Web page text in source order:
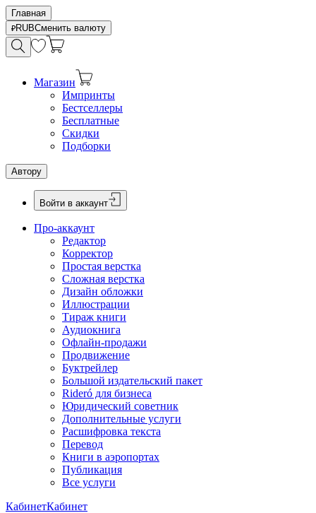
Главная
RUBСменить валюту
Магазин
Импринты
Бестселлеры
Бесплатные
Скидки
Подборки
Автору
Войти в аккаунт
Про-аккаунт
Редактор
Корректор
Простая верстка
Сложная верстка
Дизайн обложки
Иллюстрации
Тираж книги
Аудиокнига
Офлайн-продажи
Продвижение
Буктрейлер
Большой издательский пакет
Rideró для бизнеса
Юридический советник
Дополнительные услуги
Расшифровка текста
Перевод
Книги в аэропортах
Публикация
Все услуги
КабинетКабинет